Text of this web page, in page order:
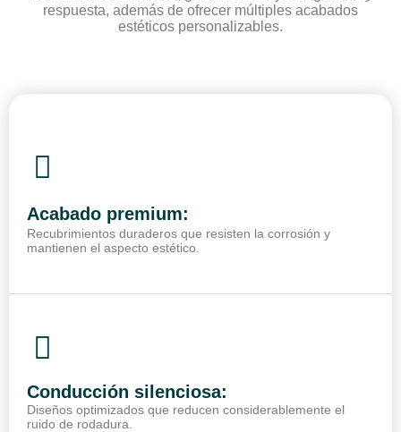
respuesta, además de ofrecer múltiples acabados
estéticos personalizables.
Acabado premium:
Recubrimientos duraderos que resisten la corrosión y
mantienen el aspecto estético.
Conducción silenciosa:
Diseños optimizados que reducen considerablemente el
ruido de rodadura.